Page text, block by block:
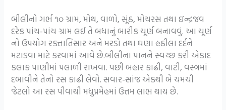
બીલીનો ગર્ભ ૧૦ ગ્રામ, મોથ, વાળો, સૂંઠ, મોચરસ તથા ઇન્દ્રજવ
દરેક પાંચ-પાંચ ગ્રામ લઈ તે બધાનું બારીક ચૂર્ણ બનાવવું. આ ચૂર્ણ
નો ઉપયોગ રક્તાતિસાર અને મરડો તથા ઘણા હઠીલા દર્દને
મટાડવા માટે કરવામાં આવે છે.બીલીના પાનને સ્વચ્છ કરી એકાદ
કલાક પાણીમાં પલાળી રાખવા. પછી બહાર કાઢી, વાટી, વસ્ત્રમાં
દબાવીને તેનો રસ કાઢી લેવો. સવાર-સાંજ એકથી બે ચમચી
જેટલો આ રસ પીવાથી મધુપ્રમેહમાં ઉત્તમ લાભ થાય છે.